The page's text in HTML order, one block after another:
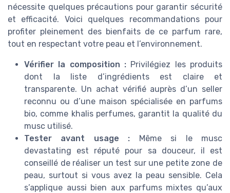
nécessite quelques précautions pour garantir sécurité
et efficacité. Voici quelques recommandations pour
profiter pleinement des bienfaits de ce parfum rare,
tout en respectant votre peau et l’environnement.
Vérifier la composition : Privilégiez les produits
dont la liste d’ingrédients est claire et
transparente. Un achat vérifié auprès d’un seller
reconnu ou d’une maison spécialisée en parfums
bio, comme khalis perfumes, garantit la qualité du
musc utilisé.
Tester avant usage : Même si le musc
devastating est réputé pour sa douceur, il est
conseillé de réaliser un test sur une petite zone de
peau, surtout si vous avez la peau sensible. Cela
s’applique aussi bien aux parfums mixtes qu’aux